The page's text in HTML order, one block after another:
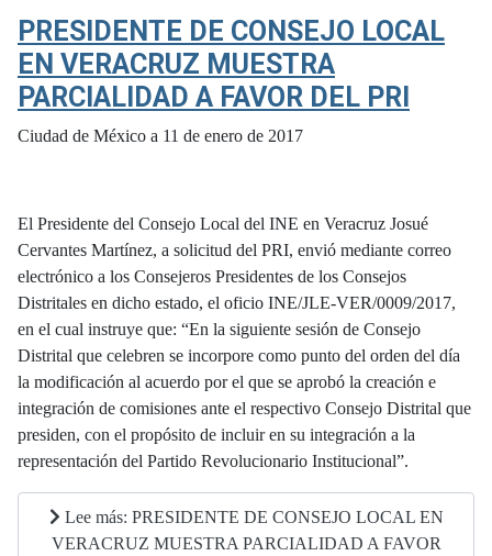
PRESIDENTE DE CONSEJO LOCAL
EN VERACRUZ MUESTRA
PARCIALIDAD A FAVOR DEL PRI
Ciudad de México a 11 de enero de 2017
El Presidente del Consejo Local del INE en Veracruz Josué
Cervantes Martínez, a solicitud del PRI, envió mediante correo
electrónico a los Consejeros Presidentes de los Consejos
Distritales en dicho estado, el oficio INE/JLE-VER/0009/2017,
en el cual instruye que: “En la siguiente sesión de Consejo
Distrital que celebren se incorpore como punto del orden del día
la modificación al acuerdo por el que se aprobó la creación e
integración de comisiones ante el respectivo Consejo Distrital que
presiden, con el propósito de incluir en su integración a la
representación del Partido Revolucionario Institucional”.
Lee más: PRESIDENTE DE CONSEJO LOCAL EN
VERACRUZ MUESTRA PARCIALIDAD A FAVOR